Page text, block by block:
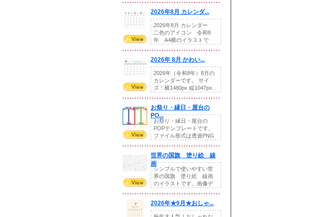
2026年8月 カレンダ...
2026年8月 カレンダー
二色のアイコン 令和8
年 A4横のイラストで
2026年 8月 かわい...
2026年（令和8年）8月の
カレンダーです。 サイ
ズ：横1480px 縦1047px...
お祭り・縁日・屋台の
PO...
お祭り・縁日・屋台の
POPテンプレートです。
ファイル形式は透過PNG
世界の国旗 塗り絵 線
画
シンプルで使いやすい世
界の国旗 塗り絵 線画
のイラストです。画像デ
2026年★9月★おしゃ...